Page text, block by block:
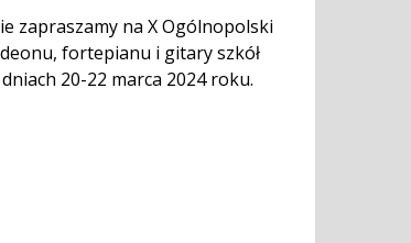
zapraszamy na X Ogólnopolski
fortepianu i gitary szkół
20-22 marca 2024 roku.